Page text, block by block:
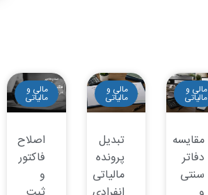
مالی و
مالیاتی
مقایسه
دفاتر
سنتی
مالی و
مالیاتی
تبدیل
پرونده
مالیاتی
مالی و
مالیاتی
اصلاح
فاکتور
و